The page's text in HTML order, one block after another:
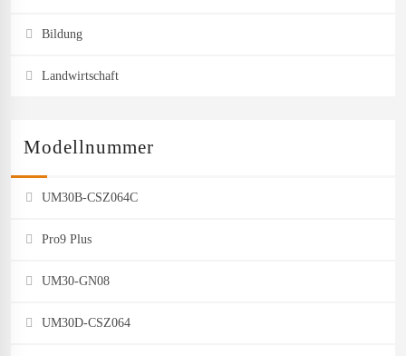
Bildung
Landwirtschaft
Modellnummer
UM30B-CSZ064C
Pro9 Plus
UM30-GN08
UM30D-CSZ064